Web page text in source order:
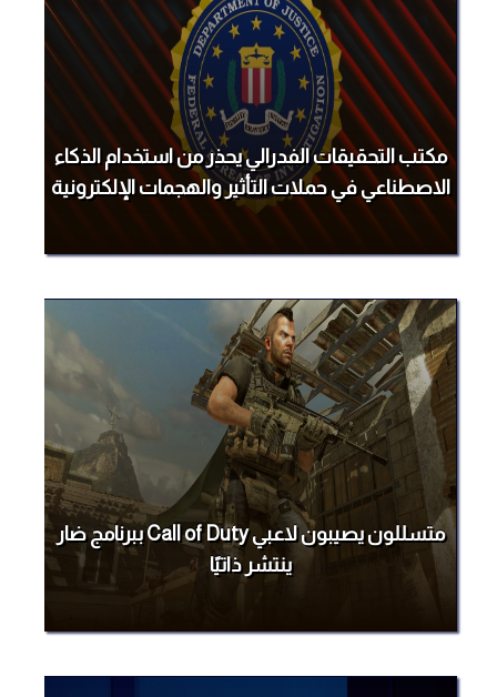
مكتب التحقيقات الفدرالي يحذر من استخدام الذكاء
الاصطناعي في حملات التأثير والهجمات الإلكترونية
متسللون يصيبون لاعبي Call of Duty ببرنامج ضار
ينتشر ذاتيًا